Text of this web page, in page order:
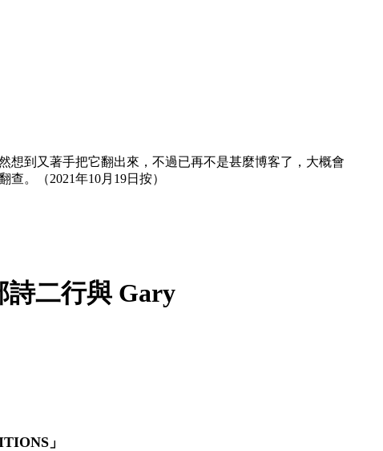
想到又著手把它翻出來，不過已再不是甚麼博客了，大概會
。（2021年10月19日按）
詩二行與 Gary
」